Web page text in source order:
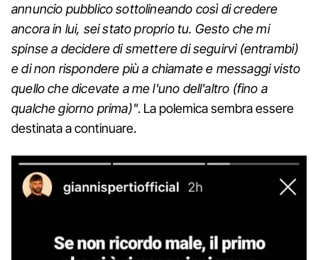
annuncio pubblico sottolineando così di credere
ancora in lui, sei stato proprio tu. Gesto che mi
spinse a decidere di smettere di seguirvi (entrambi)
e di non rispondere più a chiamate e messaggi visto
quello che dicevate a me l'uno dell'altro (fino a
qualche giorno prima)". La polemica sembra essere
destinata a continuare.